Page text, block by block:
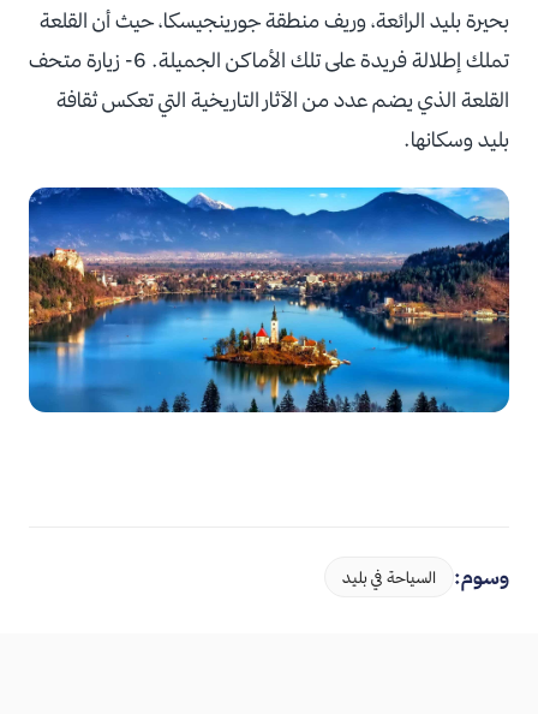
بحيرة بليد الرائعة، وريف منطقة جورينجيسكا، حيث أن القلعة
تملك إطلالة فريدة على تلك الأماكن الجميلة. 6- زيارة متحف
القلعة الذي يضم عدد من الآثار التاريخية التي تعكس ثقافة
بليد وسكانها.
وسوم: السياحة في بليد